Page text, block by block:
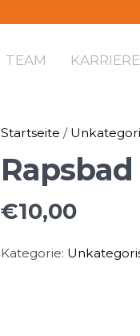
TEAM KARRIERE
Startseite /
Rapsbad
€10,00
Kategorie: